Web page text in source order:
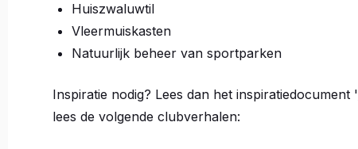
Huiszwaluwtil
Vleermuiskasten
Natuurlijk beheer van sportparken
Inspiratie nodig? Lees dan het inspiratiedocument '
lees de volgende clubverhalen: